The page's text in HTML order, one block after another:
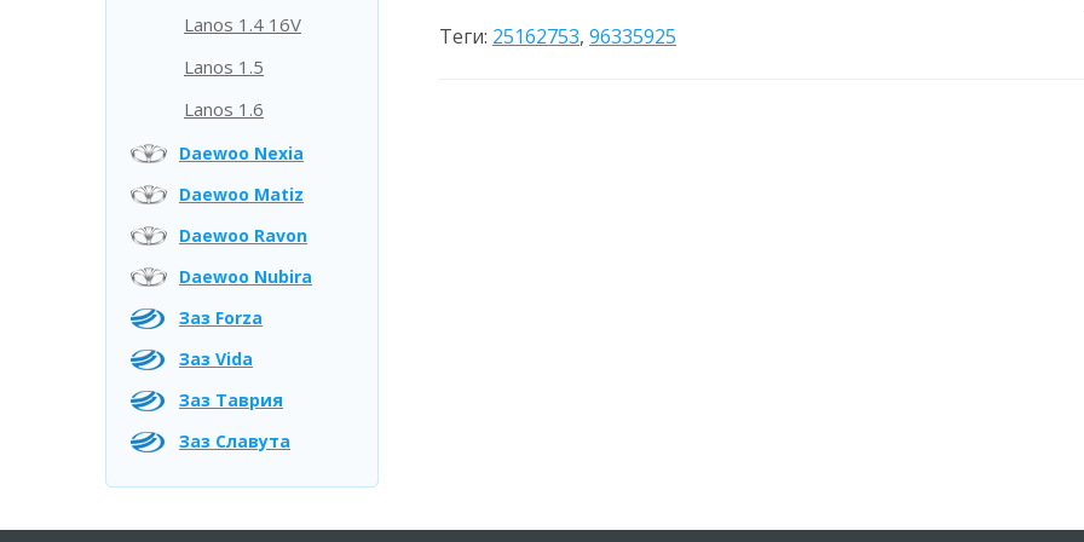
Lanos 1.4 16V
Lanos 1.5
Lanos 1.6
Daewoo Nexia
Daewoo Matiz
Daewoo Ravon
Daewoo Nubira
Заз Forza
Заз Vida
Заз Таврия
Заз Славута
Теги: 25162753, 96335925